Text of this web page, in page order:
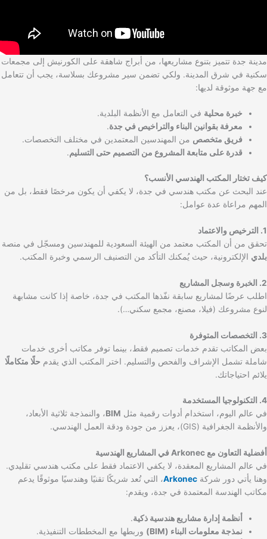
مدينة جدة تتميز بتنوع مشاريعها، من أبراج شاهقة على الكورنيش إلى مجمعات
سكنية في شرق المدينة. ولكي تضمن سير مشروعك بسلاسة، يجب أن تتعامل
مع جهة موثوقة لديها:
خبرة محلية في التعامل مع الأنظمة البلدية.
معرفة بقوانين البناء والتراخيص في جدة.
فريق متخصص من المهندسين المعتمدين في مختلف التخصصات.
قدرة على متابعة المشروع من التصميم حتى التسليم.
كيف تختار المكتب الهندسي الأنسب؟
عند البحث عن مكتب هندسي في جدة، لا يكفي أن يكون مرخصًا فقط، بل من
المهم مراعاة عدة عوامل:
1. الترخيص والاعتماد
تحقق من أن المكتب معتمد من الهيئة السعودية للمهندسين ومسجّل في منصة
بلدي الإلكترونية، حيث يُمكنك التأكد من التصنيف الرسمي وخبرة المكتب.
2. الخبرة وسجل المشاريع
اطلب عرضًا لمشاريع سابقة نفّذها المكتب في جدة، خاصة إذا كانت مشابهة
لنوع مشروعك (فيلا، مصنع، مجمع سكني…).
3. التخصصات المتوفرة
بعض المكاتب تقدم خدمات تصميم فقط، بينما توفر مكاتب أخرى خدمات
شاملة تشمل الإشراف والفحص والتسليم. اختر المكتب الذي يقدم حلًا متكاملًا
يلائم احتياجاتك.
4. التكنولوجيا المستخدمة
في عالم اليوم، استخدام أدوات رقمية مثل BIM، والنمذجة ثلاثية الأبعاد،
والأنظمة الجغرافية (GIS)، يعزز من جودة ودقة العمل الهندسي.
أفضلية التعاون مع Arkonec في المشاريع الهندسية
في عالم المشاريع المعقدة، لا يكفي الاعتماد فقط على مكتب هندسي تقليدي.
وهنا يأتي دور شركة Arkonec، التي تُعد شريكًا تقنيًا وهندسيًا موثوقًا يدعم
مكاتب الهندسة المعتمدة في جدة، ويقدم:
أنظمة إدارة مشاريع هندسية ذكية.
نمذجة معلومات البناء (BIM)
وربطها مع المخططات التنفيذية.